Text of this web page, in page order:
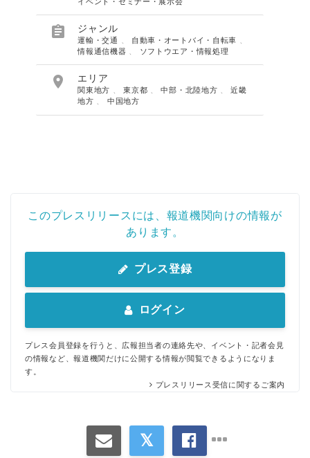
 ジャンル
運輸・交通 自動車・オートバイ・自転車
情報通信機器
ソフトウエア・情報処理
 エリア
関東地方 、東京都 、中部・北陸地方 、近畿
地方
中国地方
このプレスリリースには、報道機関向けの情報が
あります。
プレス登録
ログイン
プレス会員登録を行うと、広報担当者の連絡先や、イベント・記者会見
の情報など、報道機関だけに公開する情報が閲覧できるようになりま
す。
プレスリリース受信に関するご案内